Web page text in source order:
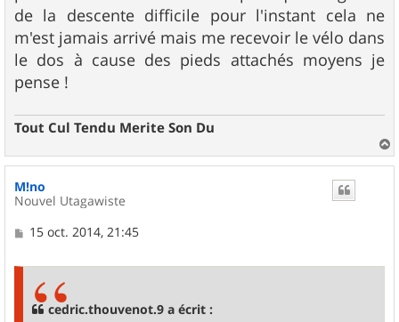
de la descente difficile pour l'instant cela ne
m'est jamais arrivé mais me recevoir le vélo dans
le dos à cause des pieds attachés moyens je
pense !
Tout Cul Tendu Merite Son Du
a
M!no
Nouvel Utagawiste
M15 oct. 2014, 21:45
cedric.thouvenot.9 a écrit :